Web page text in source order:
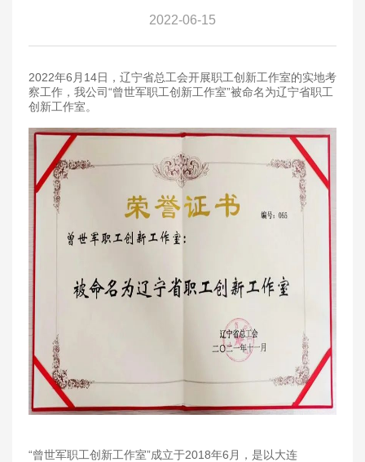
2022-06-15
2022年6月14日，辽宁省总工会开展职工创新工作室的实地考
察工作，我公司“曾世军职工创新工作室”被命名为辽宁省职工
创新工作室。
“曾世军职工创新工作室”成立于2018年6月，是以大连